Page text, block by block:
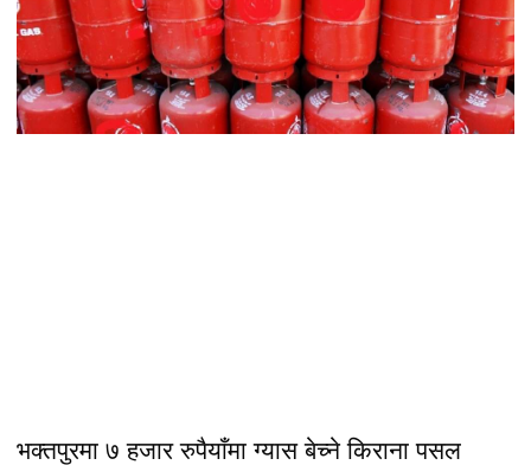
भक्तपुरमा ७ हजार रुपैयाँमा ग्यास बेच्ने किराना पसल